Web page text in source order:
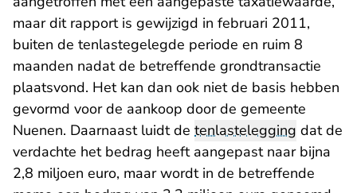
maar dit rapport is gewijzigd in februari 2011,
buiten de tenlastegelegde periode en ruim 8
maanden nadat de betreffende grondtransactie
plaatsvond. Het kan dan ook niet de basis hebben
gevormd voor de aankoop door de gemeente
Nuenen. Daarnaast luidt de tenlastelegging dat de
verdachte het bedrag heeft aangepast naar bijna
2,8 miljoen euro, maar wordt in de betreffende